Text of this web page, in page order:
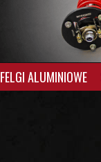
FELGI ALUMINIOWE